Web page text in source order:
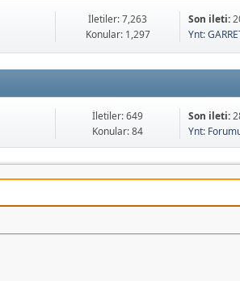
İletiler: 7,263
Konular: 1,297
Son ileti:
Ynt:
İletiler: 649
Konular: 84
Son ileti:
Ynt: